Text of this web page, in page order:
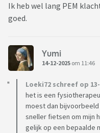
Ik heb wel lang PEM
goed.
Yumi
14-12-2025 om 11:46
Loeki72 schreef op 13-
het is een
moest dan
sneller fietsen om mijn
gelijk op een bepaalde